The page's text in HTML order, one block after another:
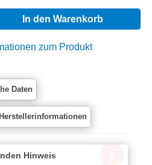
den gewünschten
In den Warenkorb
zum Produkt
Daten
Herstellerinformationen
Hinweis